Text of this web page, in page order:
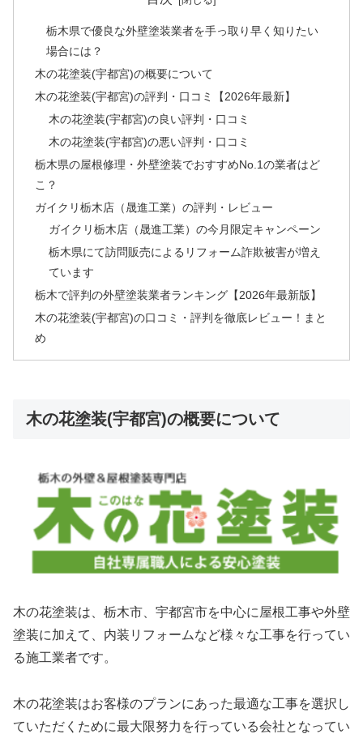
栃木県で優良な外壁塗装業者を手っ取り早く知りたい
場合には？
木の花塗装(宇都宮)の概要について
木の花塗装(宇都宮)の評判・口コミ【2026年最新】
木の花塗装(宇都宮)の良い評判・口コミ
木の花塗装(宇都宮)の悪い評判・口コミ
栃木県の屋根修理・外壁塗装でおすすめNo.1の業者はど
こ？
ガイクリ栃木店（晟進工業）の評判・レビュー
ガイクリ栃木店（晟進工業）の今月限定キャンペーン
栃木県にて訪問販売によるリフォーム詐欺被害が増え
ています
栃木で評判の外壁塗装業者ランキング【2026年最新版】
木の花塗装(宇都宮)の口コミ・評判を徹底レビュー！まと
め
木の花塗装(宇都宮)の概要について
木の花塗装は、栃木市、宇都宮市を中心に屋根工事や外壁
塗装に加えて、内装リフォームなど様々な工事を行ってい
る施工業者です。
木の花塗装はお客様のプランにあった最適な工事を選択し
ていただくために最大限努力を行っている会社となってい